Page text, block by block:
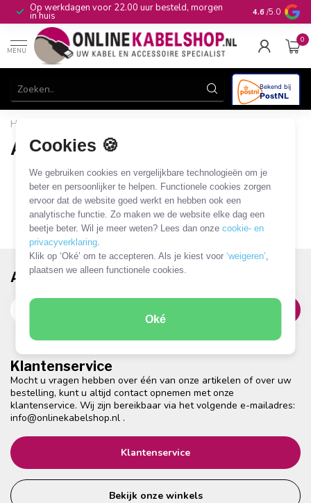
Cookies 🍪
We gebruiken cookies en vergelijkbare technologieën om je
beter en persoonlijker te helpen. Functionele cookies zorgen
ervoor dat de website goed werkt en hebben ook een
analytische functie. Zo maken we de website elke dag een
beetje beter. Wil je meer weten? Lees dan onzecookie- en
privacyverklaring.
Klik op ‘Oké’ om te accepteren. Als je kiest voor‘weigeren’,
plaatsen we alleen functionele cookies.
Oké
Op werkdagen voor 22.00 uur besteld, morgen
in huis 10+jaar
4.6 /5.0
MENU
0
Home
Amphenol
0 PRODUCTEN
Klantenservice
Mocht u vragen hebben over één van onze artikelen of over uw
bestelling, kunt u altijd contact opnemen met onze
klantenservice. Wij zijn bereikbaar via het volgende e-mailadres:
info@onlinekabelshop.nl .
Klantenservice
Bekijk onze winkels
Abonneer je op onze nieuwsbrief!